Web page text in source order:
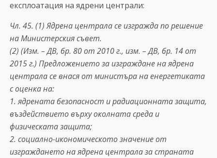
експлоатация на ядрени централи:
Чл. 45. (1) Ядрена централа се изгражда по решение
на Министерския съвет.
(2) (Изм. – ДВ, бр. 80 от 2010 г., изм. – ДВ, бр. 14 от
2015 г.) Предложението за изграждане на ядрена
централа се внася от министъра на енергетиката
с оценка на:
1. ядрената безопасност и радиационната защита,
въздействието върху околната среда и
физическата защита;
2. социално-икономическото значение от
изграждането на ядрена централа за страната